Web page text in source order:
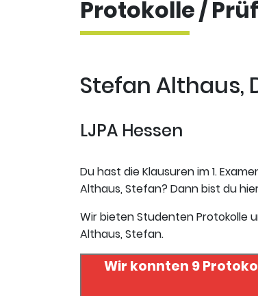
Protokolle /
Stefan Althaus,
LJPA Hessen
Du hast die Klausuren im 1.
Althaus, Stefan? Dann bist du
Wir bieten Studenten Protokolle
Althaus, Stefan.
Wir konnten 9